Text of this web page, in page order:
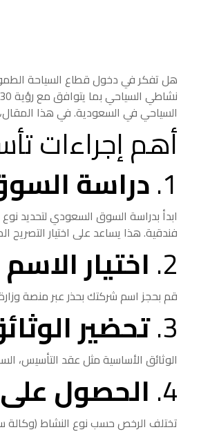
هل تفكر في دخول قطاع السياحة
السياحي في السعودية. في هذا
أهم إجراءات
1. دراسة
ابدأ بدراسة السوق السعودي لتحديد
فندقية. هذا يساعد على اختيار
2. اختيار
قم بحجز اسم شركتك بحذر عبر منصة
3. تحضير
الوثائق الأساسية مثل عقد التأسيس،
4. الحصول على
تختلف الرخص حسب نوع النشاط (وكالة